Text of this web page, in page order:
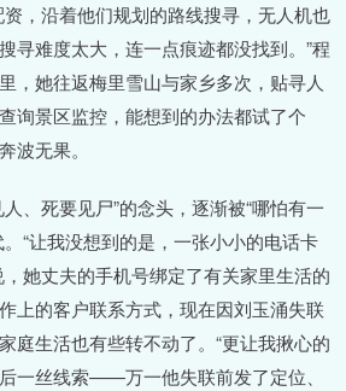
，沿着他们规划的路线搜寻，无人机也
寻难度太大，连一点痕迹都没找到。”程
，她往返梅里雪山与家乡多次，贴寻人
询景区监控，能想到的办法都试了个
波无果。
、死要见尸”的念头，逐渐被“哪怕有一
“让我没想到的是，一张小小的电话卡
她丈夫的手机号绑定了有关家里生活的
上的客户联系方式，现在因刘玉涌失联
庭生活也有些转不动了。“更让我揪心的
一丝线索——万一他失联前发了定位、